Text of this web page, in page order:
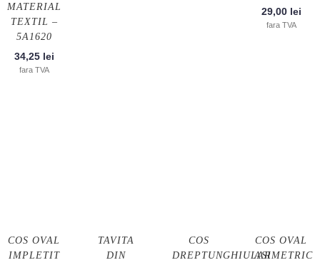
MATERIAL
TEXTIL –
5A1620
34,25 lei
fara TVA
29,00 lei
fara TVA
COS OVAL
IMPLETIT
TAVITA
DIN
COS
DREPTUNGHIULAR
COS OVAL
ASIMETRIC